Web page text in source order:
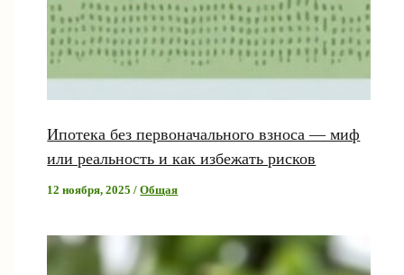
Ипотека без первоначального взноса — миф
или реальность и как избежать рисков
12 ноября, 2025/Общая